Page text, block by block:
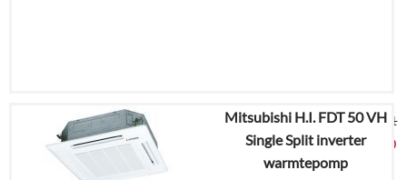
€10.310,41
€5.399,00
Mitsubishi H.I. FDT 50 VH
Single Split inverter
warmtepomp